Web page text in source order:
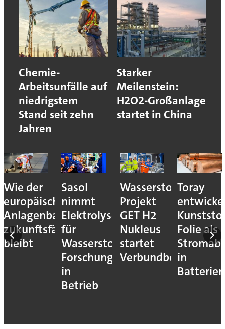
Chemie-
Arbeitsunfälle auf
niedrigstem
Stand seit zehn
Jahren
Starker
Meilenstein:
H2O2-Großanlage
startet in China
Wie der
europäische
Anlagenbau
zukunftsfähig
bleibt
Sasol
nimmt
Elektrolyseur
für
Wasserstoff-
Forschung
in
Betrieb
Wasserstoff-
Projekt
GET H2
Nukleus
startet
Verbundbetrieb
Toray
Folie als
in
Batterien